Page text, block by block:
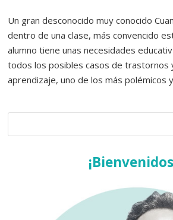
Un gran desconocido muy conocido
dentro de una clase, más convencido
alumno tiene unas necesidades
todos los posibles casos de trastornos
aprendizaje, uno de los más polémicos